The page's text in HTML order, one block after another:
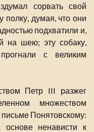
сорвать свой
полку, думая, что они
подхватили и,
на шею; эту собаку,
с великим
Петр III разжег
множеством
Понятовскому:
ненависти к